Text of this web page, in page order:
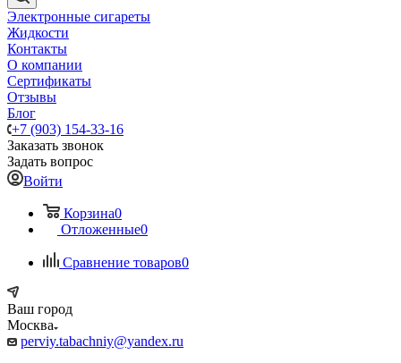
Электронные сигареты
Жидкости
Контакты
О компании
Сертификаты
Отзывы
Блог
+7 (903) 154-33-16
Заказать звонок
Задать вопрос
Войти
Корзина0
Отложенные0
Сравнение товаров0
Ваш город
Москва
perviy.tabachniy@yandex.ru